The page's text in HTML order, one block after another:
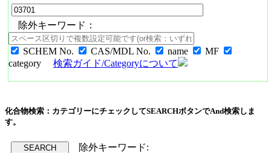
除外キーワード：
SCHEM No. CAS/MDL No. name
MF
category
検索ガイド/Categoryについて
化合物検索：カテゴリーにチェックしてSEARCHボタンでAnd検索しま
す。
除外キーワード: